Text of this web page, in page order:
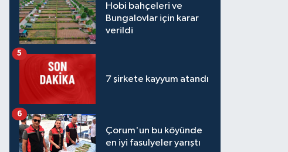
Hobi bahçeleri ve
Bungalovlar için karar
verildi
7 şirkete kayyum atandı
5
Çorum'un bu köyünde
en iyi fasulyeler yarıştı
6